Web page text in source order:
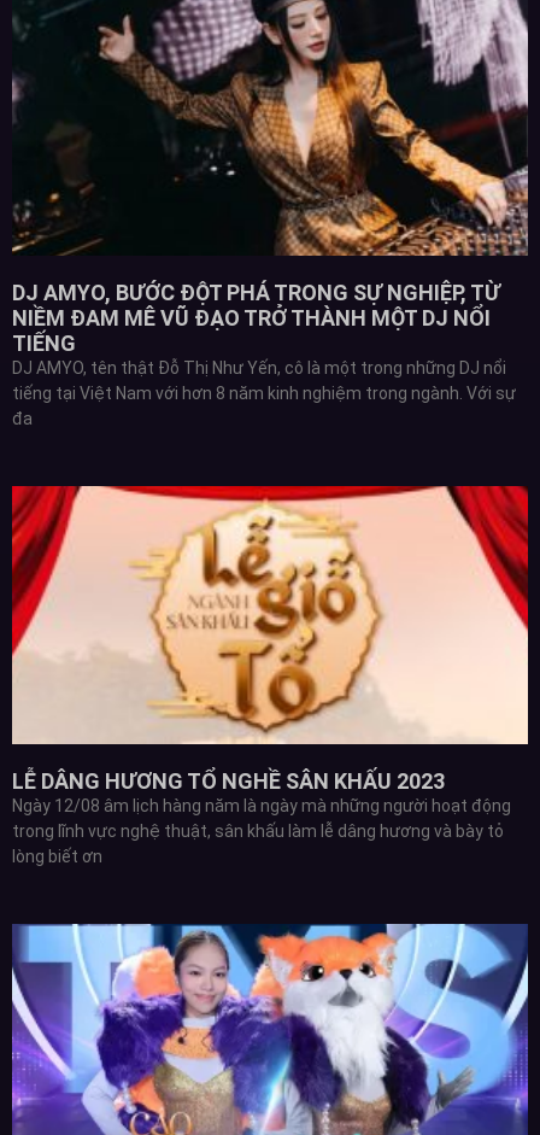
DJ AMYO, BƯỚC ĐỘT PHÁ TRONG SỰ NGHIỆP, TỪ
NIỀM ĐAM MÊ VŨ ĐẠO TRỞ THÀNH MỘT DJ NỔI
TIẾNG
DJ AMYO, tên thật Đỗ Thị Như Yến, cô là một trong những DJ nổi
tiếng tại Việt Nam với hơn 8 năm kinh nghiệm trong ngành. Với sự
đa
LỄ DÂNG HƯƠNG TỔ NGHỀ SÂN KHẤU 2023
Ngày 12/08 âm lịch hàng năm là ngày mà những người hoạt động
trong lĩnh vực nghệ thuật, sân khấu làm lễ dâng hương và bày tỏ
lòng biết ơn